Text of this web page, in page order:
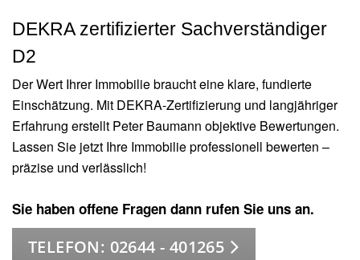
DEKRA zertifizierter Sachverständiger
D2
Der Wert Ihrer Immobilie braucht eine klare, fundierte
Einschätzung. Mit DEKRA-Zertifizierung und langjähriger
Erfahrung erstellt Peter Baumann objektive Bewertungen.
Lassen Sie jetzt Ihre Immobilie professionell bewerten –
präzise und verlässlich!
Sie haben offene Fragen dann rufen Sie uns an.
TELEFON: 02644 - 401265